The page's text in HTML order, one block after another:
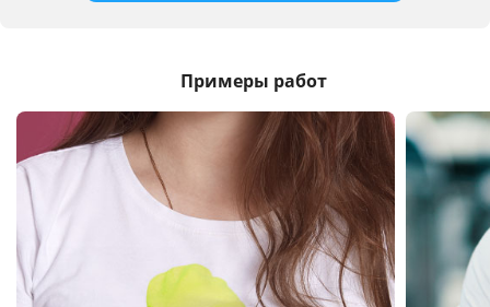
Примеры работ